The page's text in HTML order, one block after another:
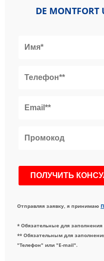
DE MONTFORT
Отправляя заявку, я принимаю
* Обязательные для заполнения
** Обязательным для
"Телефон" или "E-mail".